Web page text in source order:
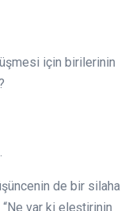
için birilerinin
de bir silaha
var ki eleştirinin